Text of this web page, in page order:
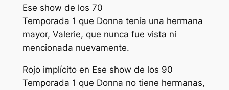
Ese show de los 70
Temporada 1 que Donna tenía una hermana
mayor, Valerie, que nunca fue vista ni
mencionada nuevamente.
Rojo implícito en Ese show de los 90
Temporada 1 que Donna no tiene hermanas,